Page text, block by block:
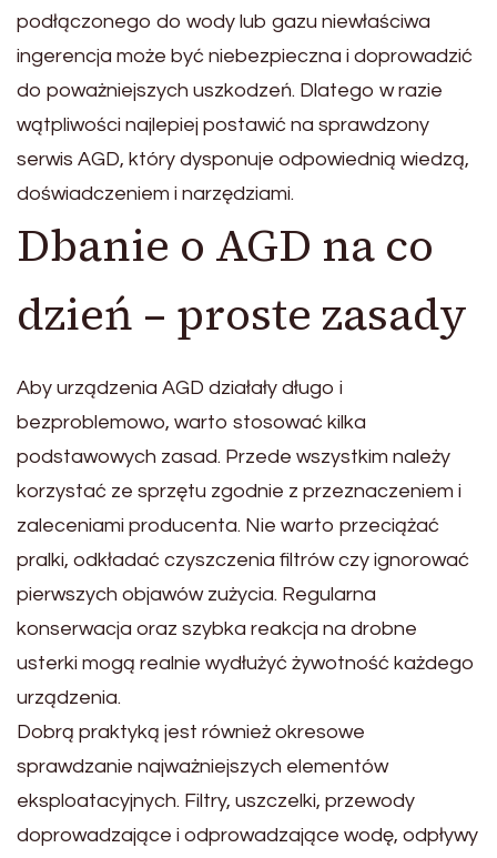
podłączonego do wody lub gazu niewłaściwa
ingerencja może być niebezpieczna i doprowadzić
do poważniejszych uszkodzeń. Dlatego w razie
wątpliwości najlepiej postawić na sprawdzony
serwis AGD, który dysponuje odpowiednią wiedzą,
doświadczeniem i narzędziami.
Dbanie o AGD na co
dzień – proste zasady
Aby urządzenia AGD działały długo i
bezproblemowo, warto stosować kilka
podstawowych zasad. Przede wszystkim należy
korzystać ze sprzętu zgodnie z przeznaczeniem i
zaleceniami producenta. Nie warto przeciążać
pralki, odkładać czyszczenia filtrów czy ignorować
pierwszych objawów zużycia. Regularna
konserwacja oraz szybka reakcja na drobne
usterki mogą realnie wydłużyć żywotność każdego
urządzenia.
Dobrą praktyką jest również okresowe
sprawdzanie najważniejszych elementów
eksploatacyjnych. Filtry, uszczelki, przewody
doprowadzające i odprowadzające wodę, odpływy